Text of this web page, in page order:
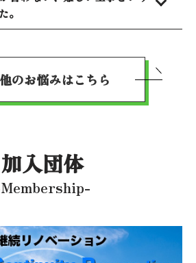
。
のお悩みはこちら
加入団体